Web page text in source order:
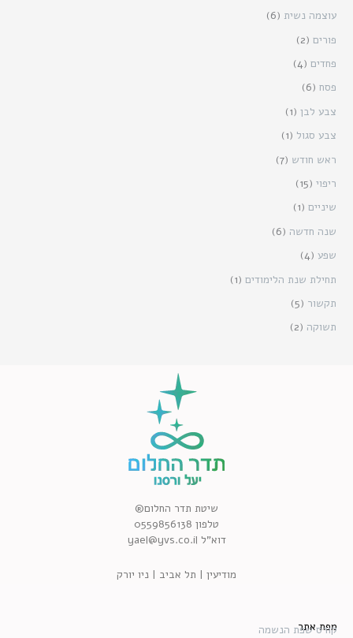
עוצמה נשית (6)
פורים (2)
פחדים (4)
פסח (6)
צבע לבן (1)
צבע סגול (1)
ראש חודש (7)
ריפוי (15)
שיניים (1)
שנה חדשה (6)
שפע (4)
תחילת שנת הלימודים (1)
תקשור (5)
תשוקה (2)
שיטת תדר החלום®
טלפון 0559856138
דוא”ל yael@yvs.co.il
מודיעין | תל אביב | ניו יורק
מפת אתר
קורס שפת הנשמה